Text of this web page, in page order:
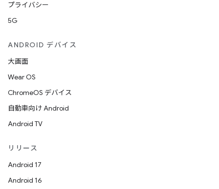
プライバシー
5G
ANDROID デバイス
大画面
Wear OS
ChromeOS デバイス
自動車向け Android
Android TV
リリース
Android 17
Android 16